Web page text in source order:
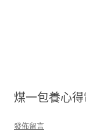
煤一包養心
發佈留言